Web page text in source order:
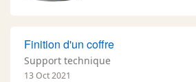
Finition d'un coffre
Support technique
13 Oct 2021